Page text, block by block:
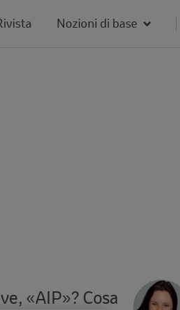
Nozioni di base
Author
Author's
«AIP»? Cosa